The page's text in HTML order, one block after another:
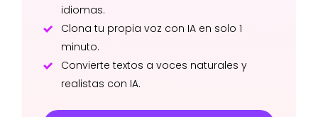
idiomas.
Clona tu propia voz con IA en solo 1
minuto.
Convierte textos a voces naturales y
realistas con IA.